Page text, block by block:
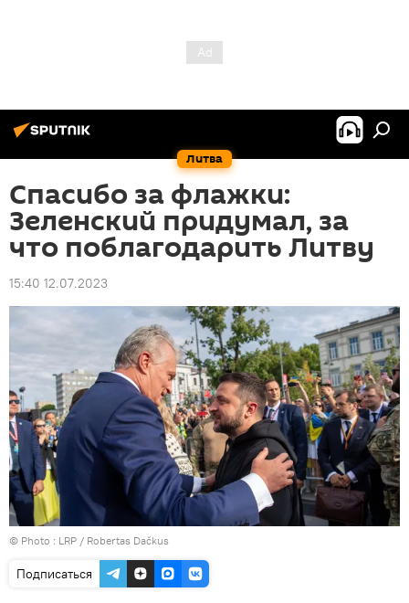
Литва
Спасибо за флажки:
Зеленский придумал, за
что поблагодарить Литву
15:40 12.07.2023
© Photo : LRP / Robertas Dačkus
Подписаться